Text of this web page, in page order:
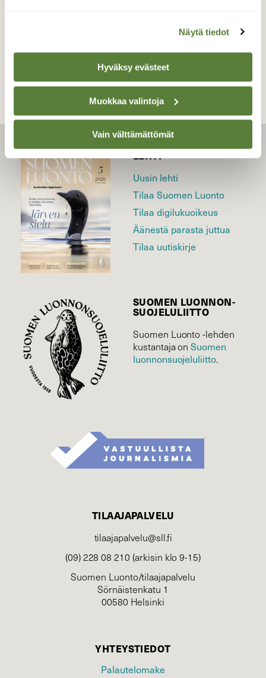
Näytä tiedot
Hyväksy evästeet
Muokkaa valintoja
Vain välttämättömät
LEHTI
Uusin lehti
Tilaa Suomen Luonto
Tilaa digilukuoikeus
Äänestä parasta juttua
Tilaa uutiskirje
SUOMEN LUONNON­
SUOJELU­LIITTO
Suomen Luonto -lehden
kustantaja onSuomen
luonnonsuojelu­liitto.
TILAAJAPALVELU
tilaajapalvelu@sll.fi
(09) 228 08 210 (arkisin klo 9-15)
Suomen Luonto/tilaajapalvelu
Sörnäistenkatu 1
00580 Helsinki
YHTEYSTIEDOT
Palautelomake